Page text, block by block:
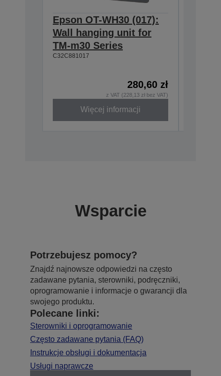
Epson OT-WH30 (017):
Wall hanging unit for
TM-m30 Series
C32C881017
280,60 zł
z VAT (228,13 zł bez VAT)
Więcej informacji
Wsparcie
Potrzebujesz pomocy?
Znajdź najnowsze odpowiedzi na często
zadawane pytania, sterowniki, podręczniki,
oprogramowanie i informacje o gwarancji dla
swojego produktu.
Polecane linki:
Sterowniki i oprogramowanie
Często zadawane pytania (FAQ)
Instrukcje obsługi i dokumentacja
Usługi naprawcze